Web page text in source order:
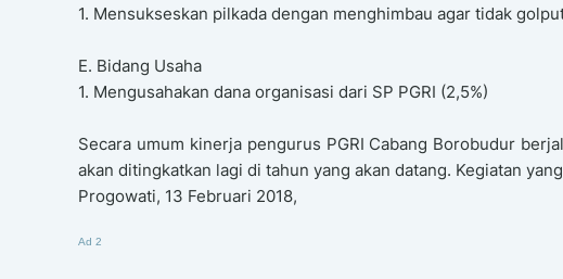
1. Mensukseskan pilkada dengan menghimbau agar tidak
E. Bidang Usaha
1. Mengusahakan dana organisasi dari SP PGRI (2,5%)
Secara umum kinerja pengurus PGRI Cabang Borobudur
akan ditingkatkan lagi di tahun yang akan datang. Kegiatan
Progowati, 13 Februari 2018,
Ad 2